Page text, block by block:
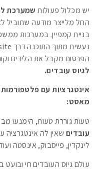
יש מכלול פעולות שמערכת
החל מלייצר מודעה שתוביל
הפרסום מקבל את הלידים
לגיוס עובדים.
אינטגרציות עם
מאסט:
טעות גוררת טעות, הימנעו
עובדים שאין לה אינטגרציה
לינקדין, פייסבוק, אינסטה
עולם גיוס העובדים חי ובועט